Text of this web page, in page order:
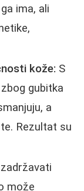
ima, ali
kože: S
gubitka
a
Rezultat su
može